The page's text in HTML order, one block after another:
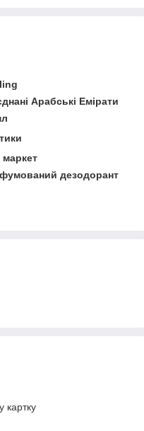
Арабські Емірати
дезодорант
картку